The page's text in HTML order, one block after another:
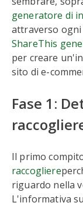
generatore di
attraverso ogni
ShareThis
per creare
sito di e-
Fase 1:
Il primo
raccogliere
riguardo nella
L'informativa